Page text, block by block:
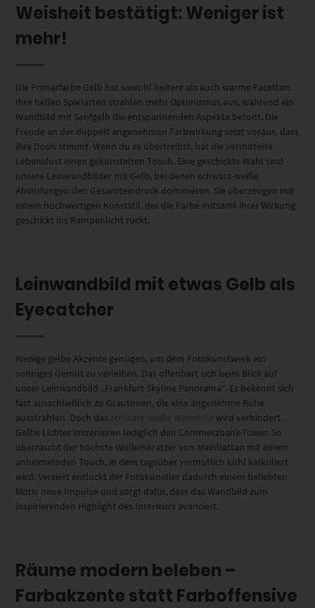
Weisheit bestätigt: Weniger ist
mehr!
Die Primärfarbe Gelb hat sowohl heitere als auch warme Facetten.
Ihre hellen Spielarten strahlen mehr Optimismus aus, während ein
Wandbild mit Senfgelb die entspannenden Aspekte betont. Die
Freude an der doppelt angenehmen Farbwirkung setzt voraus, dass
ihre Dosis stimmt. Wenn du es übertreibst, hat die vermittelte
Lebenslust einen gekünstelten Touch. Eine geschickte Wahl sind
unsere Leinwandbilder mit Gelb, bei denen schwarz-weiße
Abstufungen den Gesamteindruck dominieren. Sie überzeugen mit
einem hochwertigen Kunststil, der die Farbe mitsamt ihrer Wirkung
geschickt ins Rampenlicht rückt.
Leinwandbild mit etwas Gelb als
Eyecatcher
Wenige gelbe Akzente genügen, um dem Fotokunstwerk ein
sonniges Gemüt zu verleihen. Das offenbart sich beim Blick auf
unser Leinwandbild „Frankfurt Skyline Panorama“. Es bekennt sich
fast ausschließlich zu Grautönen, die eine angenehme Ruhe
ausstrahlen. Doch das schwarz-weiße Wandbild wird verhindert.
Gelbe Lichter inszenieren lediglich den Commerzbank-Tower. So
überrascht der höchste Wolkenkratzer von Mainhattan mit einem
anheimelnden Touch, in dem tagsüber vermutlich kühl kalkuliert
wird. Versiert entlockt der Fotokünstler dadurch einem beliebten
Motiv neue Impulse und sorgt dafür, dass das Wandbild zum
inspirierenden Highlight des Interieurs avanciert.
Räume modern beleben –
Farbakzente statt Farboffensive